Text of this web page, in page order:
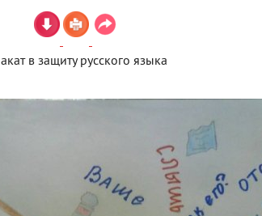
в защиту русского языка